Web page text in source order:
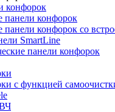
конфорок
конфорок
конфорок со
SmartLine
панели конфорок
с функцией